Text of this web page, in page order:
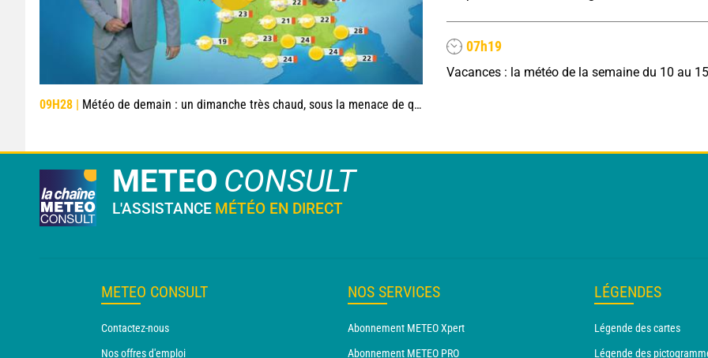
09H28 | Météo de demain : un dimanche très chaud, sous la menace de quelques orages
07h19
Vacances : la météo de la semaine du 10 au
METEO CONSULT
L'ASSISTANCE MÉTÉO EN DIRECT
METEO CONSULT
Contactez-nous
Nos offres d'emploi
NOS SERVICES
Abonnement METEO Xpert
Abonnement METEO PRO
LÉGENDES
Légende des cartes
Légende des